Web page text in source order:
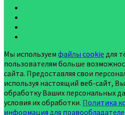
Мы используем файлы cookie для
пользователям больше
сайта. Предоставляя свои
используя настоящий веб-сайт, Вы
обработку Ваших персональных
условия их обработки. Политика
информация для